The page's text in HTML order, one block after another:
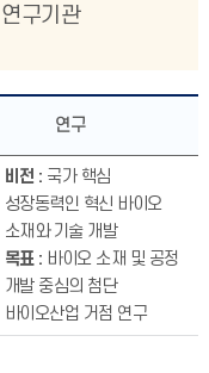
구기관
연구
비전 : 국가 핵심
성장동력인 혁신 바이오
소재와 기술 개발
목표 : 바이오 소재 및 공정
개발 중심의 첨단
바이오산업 거점 연구